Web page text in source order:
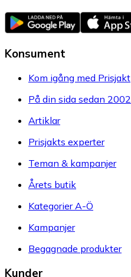
Konsument
Kom igång med Prisjakt
På din sida sedan 2002
Artiklar
Prisjakts experter
Teman & kampanjer
Årets butik
Kategorier A-Ö
Kampanjer
Begagnade produkter
Kunder